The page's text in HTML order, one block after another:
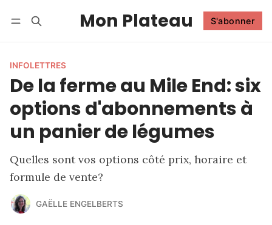
Mon Plateau S'abonner
INFOLETTRES
De la ferme au Mile End: six
options d'abonnements à
un panier de légumes
Quelles sont vos options côté prix, horaire et
formule de vente?
GAËLLE ENGELBERTS